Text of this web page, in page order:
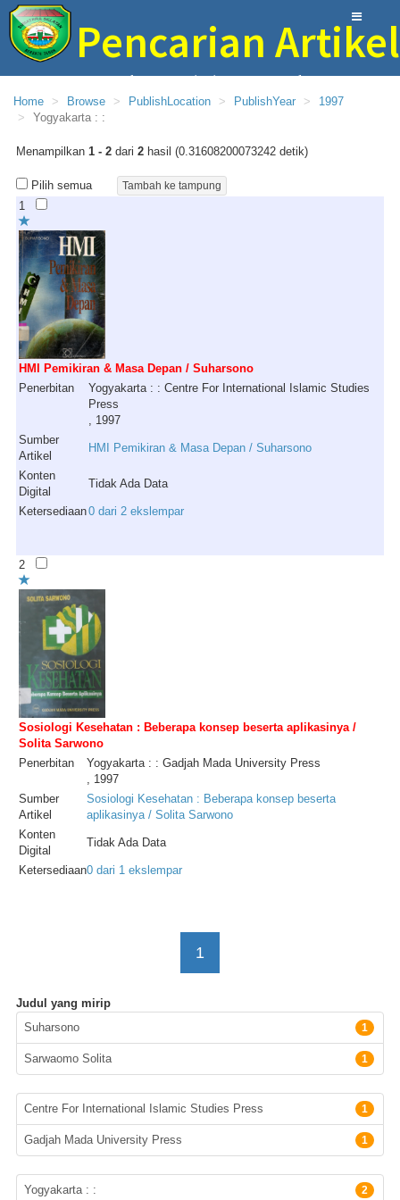
Pencarian Artikel
Perpustakaan Provinsi Sumatera Selatan
Home Browse PublishLocation PublishYear
1997
Yogyakarta : :
Menampilkan 1 - 2 dari 2 hasil (0.31608200073242 detik)
Pilih semua
1
HMI Pemikiran & Masa Depan / Suharsono
Penerbitan
Yogyakarta : : Centre For International Islamic Studies
Press
, 1997
Sumber
Artikel
HMI Pemikiran & Masa Depan / Suharsono
Konten
Digital
Tidak Ada Data
Ketersediaan0 dari 2 ekslempar
2
Sosiologi Kesehatan : Beberapa konsep beserta aplikasinya /
Solita Sarwono
Penerbitan
Yogyakarta : : Gadjah Mada University Press
, 1997
Sumber
Artikel
Sosiologi Kesehatan : Beberapa konsep beserta
aplikasinya / Solita Sarwono
Konten
Digital
Tidak Ada Data
Ketersediaan0 dari 1 ekslempar
1
Judul yang mirip
Pengarang
Suharsono 1
Sarwaomo Solita 1
Penerbit
Centre For International Islamic Studies Press 1
Gadjah Mada University Press 1
Lokasi Terbit
Yogyakarta : : 2